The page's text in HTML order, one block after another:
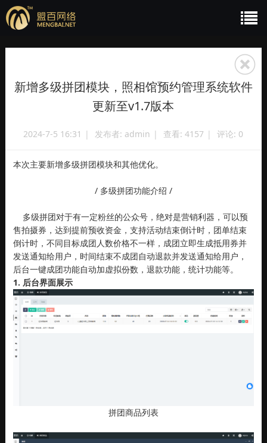
新增多级拼团模块，照相馆预约管理系统软件
更新至v1.7版本
2024-7-5 16:31 | 发布者: admin | 查看:4157 | 评论: 0
本次主要新增多级拼团模块和其他优化。
/ 多级拼团功能介绍 /
多级拼团对于有一定粉丝的公众号，绝对是营销利器，可以预
售拍摄券，达到提前预收资金，支持活动结束倒计时，团单结束
倒计时，不同目标成团人数价格不一样，成团立即生成抵用券并
发送通知给用户，时间结束不成团自动退款并发送通知给用户，
后台一键成团功能自动加虚拟份数，退款功能，统计功能等。
1. 后台界面展示
拼团商品列表